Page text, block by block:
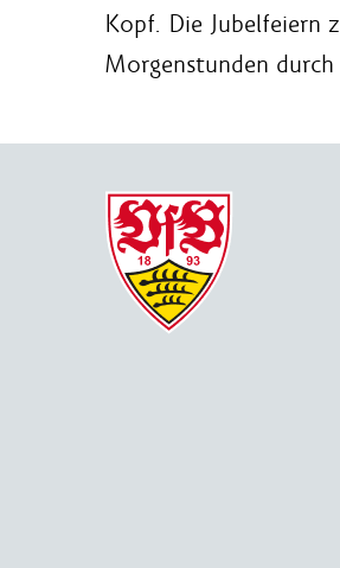
Kopf. Die Jubelfeiern
Morgenstunden